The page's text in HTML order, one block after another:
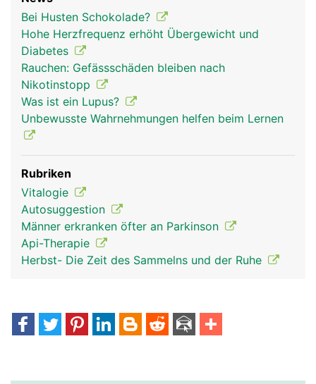
Bei Husten Schokolade?
Hohe Herzfrequenz erhöht Übergewicht und
Diabetes
Rauchen: Gefässschäden bleiben nach
Nikotinstopp
Was ist ein Lupus?
Unbewusste Wahrnehmungen helfen beim Lernen
Rubriken
Vitalogie
Autosuggestion
Männer erkranken öfter an Parkinson
Api-Therapie
Herbst- Die Zeit des Sammelns und der Ruhe